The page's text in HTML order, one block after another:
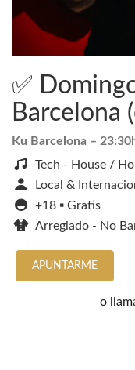
✅
Barcelona
Ku Barcelona –
Tech - House /
Local &
+18 ▪️ Gratis
Arreglado - No
APUNTARME
o